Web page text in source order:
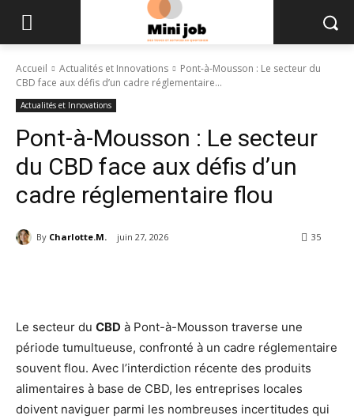
Accueil Actualités et Innovations
Pont-à-Mousson : Le secteur du
CBD face aux défis d’un cadre réglementaire...
Actualités et Innovations
Pont-à-Mousson : Le secteur
du CBD face aux défis d’un
cadre réglementaire flou
By Charlotte.M. juin 27, 2026 35
Le secteur du CBD à Pont-à-Mousson traverse une
période tumultueuse, confronté à un cadre réglementaire
souvent flou. Avec l’interdiction récente des produits
alimentaires à base de CBD, les entreprises locales
doivent naviguer parmi les nombreuses incertitudes qui